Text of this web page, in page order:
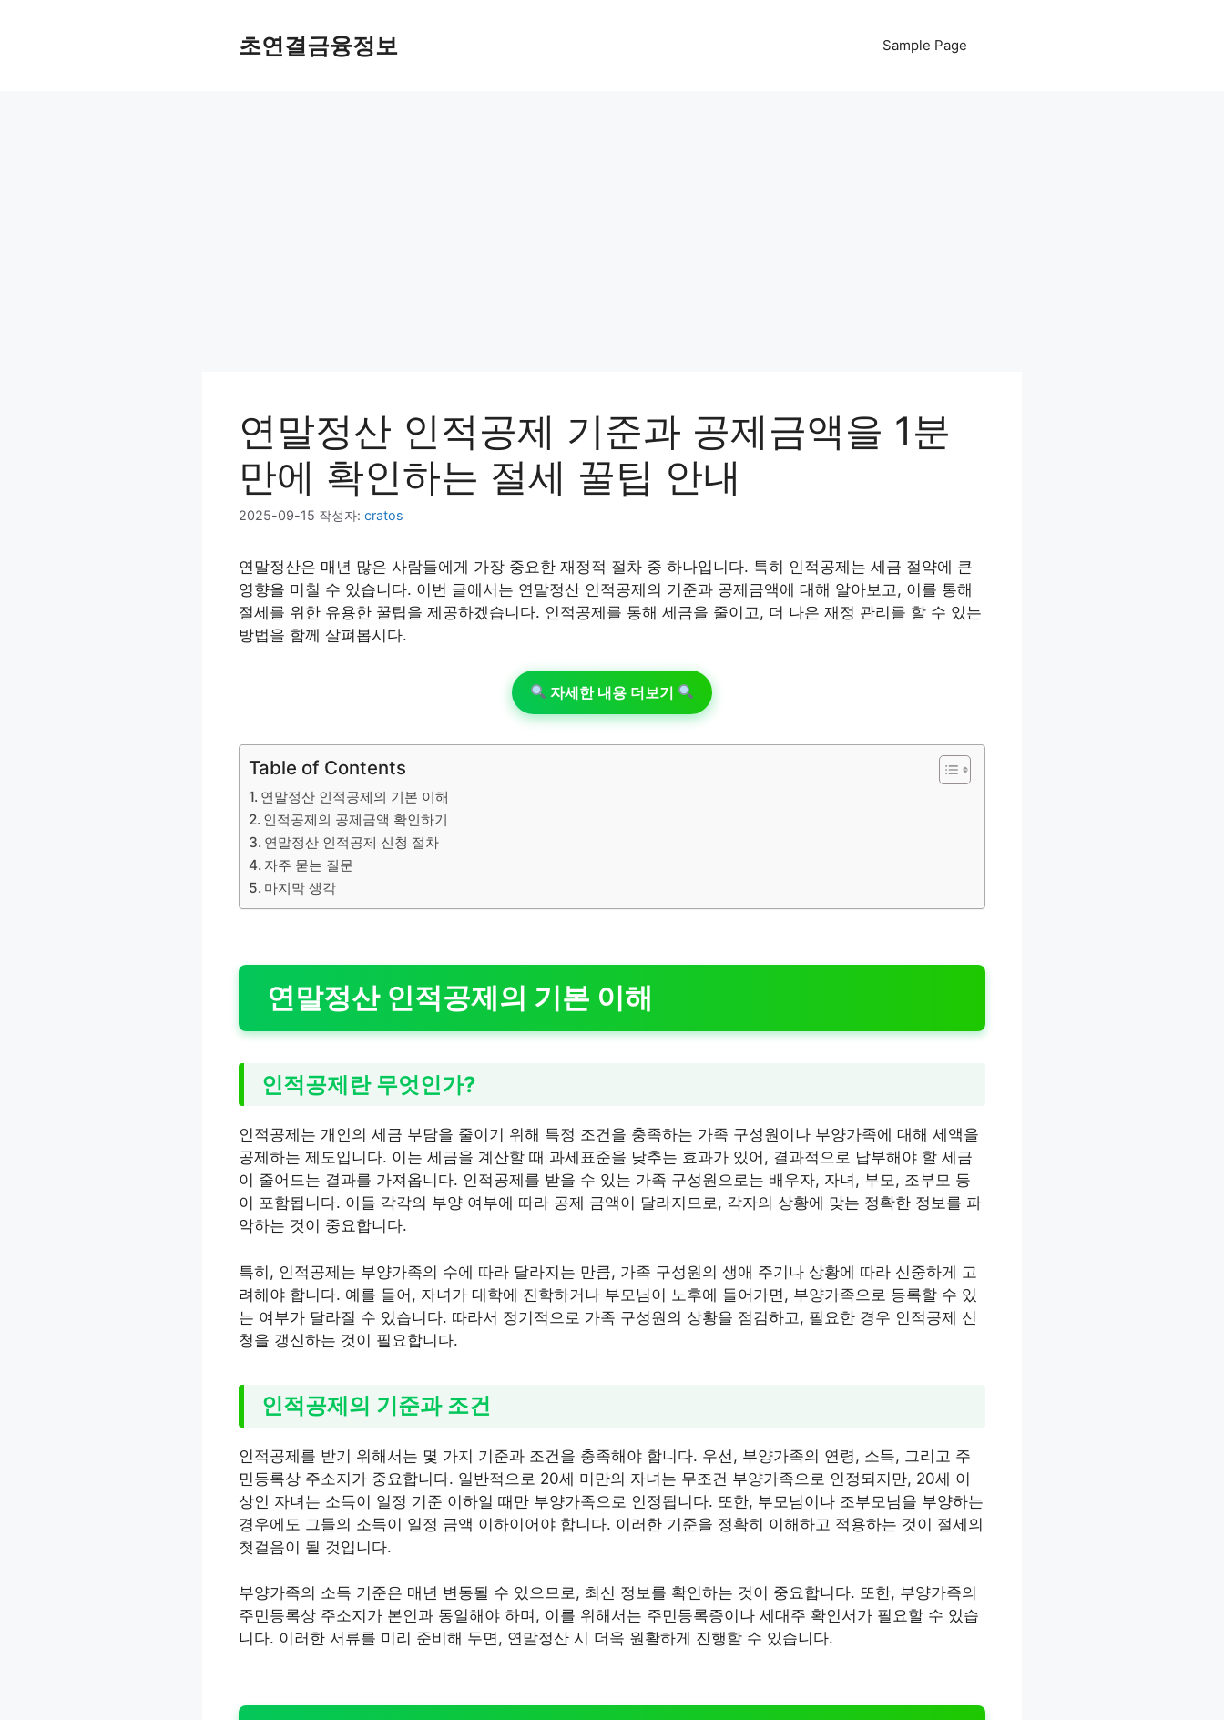
초연결금융정보 Sample Page
연말정산 인적공제 기준과 공제금액을 1분
만에 확인하는 절세 꿀팁 안내
2025-09-15 작성자: cratos
연말정산은 매년 많은 사람들에게 가장 중요한 재정적 절차 중 하나입니다. 특히 인적공제는 세금 절약에 큰
영향을 미칠 수 있습니다. 이번 글에서는 연말정산 인적공제의 기준과 공제금액에 대해 알아보고, 이를 통해
절세를 위한 유용한 꿀팁을 제공하겠습니다. 인적공제를 통해 세금을 줄이고, 더 나은 재정 관리를 할 수 있는
방법을 함께 살펴봅시다.
자세한 내용 더보기
Table of Contents
연말정산 인적공제의 기본 이해
인적공제의 공제금액 확인하기
연말정산 인적공제 신청 절차
자주 묻는 질문
마지막 생각
연말정산 인적공제의 기본 이해
인적공제란 무엇인가?
인적공제는 개인의 세금 부담을 줄이기 위해 특정 조건을 충족하는 가족 구성원이나 부양가족에 대해 세액을
공제하는 제도입니다. 이는 세금을 계산할 때 과세표준을 낮추는 효과가 있어, 결과적으로 납부해야 할 세금
이 줄어드는 결과를 가져옵니다. 인적공제를 받을 수 있는 가족 구성원으로는 배우자, 자녀, 부모, 조부모 등
이 포함됩니다. 이들 각각의 부양 여부에 따라 공제 금액이 달라지므로, 각자의 상황에 맞는 정확한 정보를 파
악하는 것이 중요합니다.
특히, 인적공제는 부양가족의 수에 따라 달라지는 만큼, 가족 구성원의 생애 주기나 상황에 따라 신중하게 고
려해야 합니다. 예를 들어, 자녀가 대학에 진학하거나 부모님이 노후에 들어가면, 부양가족으로 등록할 수 있
는 여부가 달라질 수 있습니다. 따라서 정기적으로 가족 구성원의 상황을 점검하고, 필요한 경우 인적공제 신
청을 갱신하는 것이 필요합니다.
인적공제의 기준과 조건
인적공제를 받기 위해서는 몇 가지 기준과 조건을 충족해야 합니다. 우선, 부양가족의 연령, 소득, 그리고 주
민등록상 주소지가 중요합니다. 일반적으로 20세 미만의 자녀는 무조건 부양가족으로 인정되지만, 20세 이
상인 자녀는 소득이 일정 기준 이하일 때만 부양가족으로 인정됩니다. 또한, 부모님이나 조부모님을 부양하는
경우에도 그들의 소득이 일정 금액 이하이어야 합니다. 이러한 기준을 정확히 이해하고 적용하는 것이 절세의
첫걸음이 될 것입니다.
부양가족의 소득 기준은 매년 변동될 수 있으므로, 최신 정보를 확인하는 것이 중요합니다. 또한, 부양가족의
주민등록상 주소지가 본인과 동일해야 하며, 이를 위해서는 주민등록증이나 세대주 확인서가 필요할 수 있습
니다. 이러한 서류를 미리 준비해 두면, 연말정산 시 더욱 원활하게 진행할 수 있습니다.